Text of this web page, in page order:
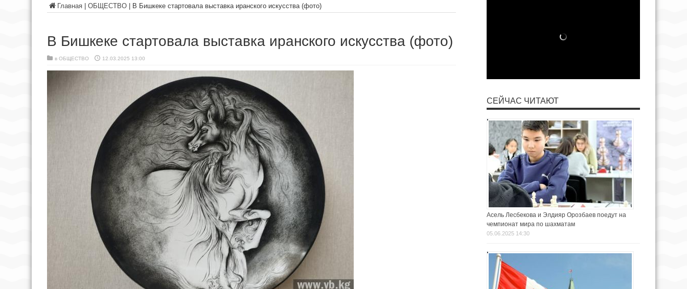
Главная ОБЩЕСТВО В Бишкеке стартовала выставка иранского искусства (фото)
В Бишкеке стартовала выставка иранского искусства (фото)
в ОБЩЕСТВО 12.03.2025 13:00
СЕЙЧАС ЧИТАЮТ
Асель Лесбекова и Элдияр Орозбаев поедут на
чемпионат мира по шахматам
05.06.2025 14:30